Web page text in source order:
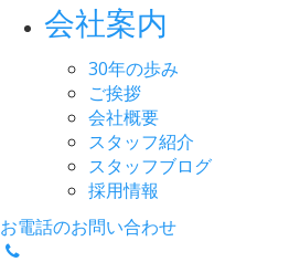
会社案内
30年の歩み
ご挨拶
会社概要
スタッフ紹介
スタッフブログ
採用情報
お電話のお問い合わせ